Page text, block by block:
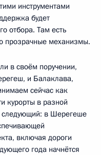
инструментами
будет
отбора. Там есть
прозрачные механизмы.
в своём поручении,
и Балаклава,
сейчас как
курорты в разной
следующий: в Шерегеше
включая дороги
года начнётся